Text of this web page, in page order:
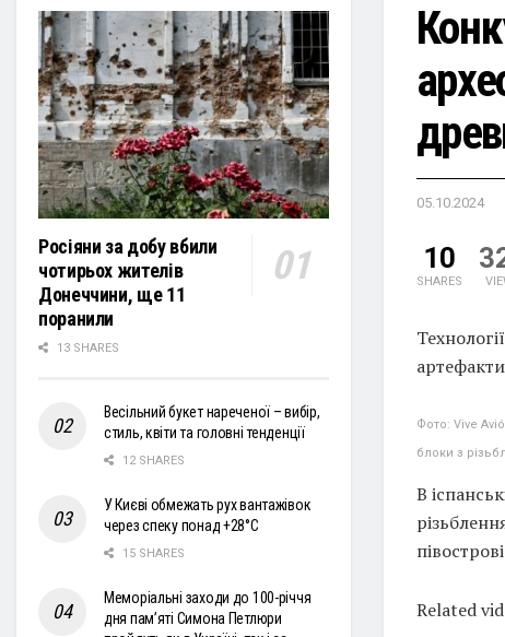
05.10.2024
10
SHARES
Фото: Vive
блоки з
В
Related
Росіяни за добу вбили
чотирьох жителів
Донеччини, ще 11
поранили
13 SHARES
Весільний букет нареченої – вибір,
стиль, квіти та головні тенденції
12 SHARES
У Києві обмежать рух вантажівок
через спеку понад +28°С
15 SHARES
Меморіальні заходи до 100-річчя
дня пам’яті Симона Петлюри